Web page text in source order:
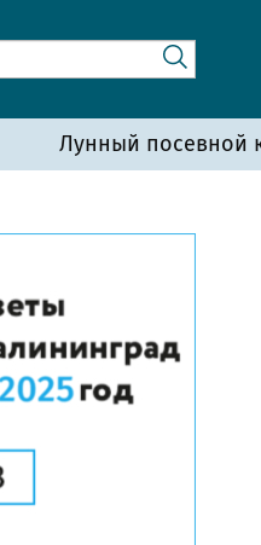
Лунный посевной